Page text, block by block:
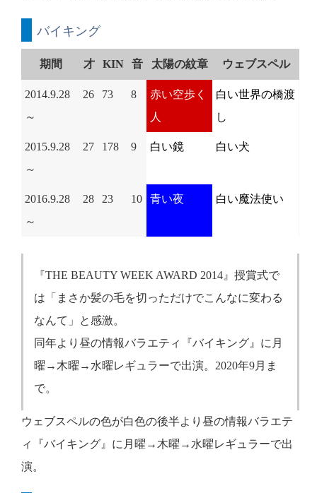
バイキング
期間 才 KIN 音 太陽の紋章 ウェブスペル
2014.9.28
～
26 73 8
赤い空歩く
人
白い世界の橋渡
し
2015.9.28
～
27 178 9 白い鏡 白い犬
2016.9.28
～
28 23 10 青い夜 白い魔法使い
『THE BEAUTY WEEK AWARD 2014』授賞式で
は「まさか髪の毛を切っただけでこんなに変わる
なんて」と感激。
同年より昼の情報バラエティ『バイキング』に月
曜→木曜→水曜レギュラーで出演。2020年9月ま
で。
ウェブスペルの色が白色の後半より昼の情報バラエテ
ィ『バイキング』に月曜→木曜→水曜レギュラーで出
演。